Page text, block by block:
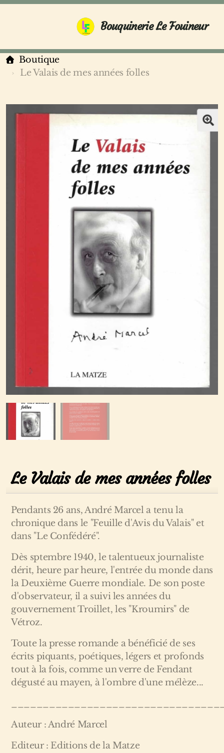
Bouquinerie Le Fouineur
Boutique
Le Valais de mes années folles
Le Valais de mes années folles
Pendants 26 ans, André Marcel a tenu la
chronique dans le "Feuille d'Avis du Valais" et
dans "Le Confédéré".
Dès sptembre 1940, le talentueux journaliste
dérit, heure par heure, l'entrée du monde dans
la Deuxième Guerre mondiale. De son poste
d'observateur, il a suivi les années du
gouvernement Troillet, les "Kroumirs" de
Vétroz.
Toute la presse romande a bénéficié de ses
écrits piquants, poétiques, légers et profonds
tout à la fois, comme un verre de Fendant
dégusté au mayen, à l'ombre d'une mélèze...
Auteur : André Marcel
Editeur : Editions de la Matze